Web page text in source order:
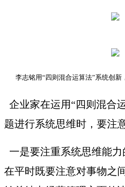
李志铭用“四则混合运算法”系统创新
企业家在运用“四则混合
题进行系统思维时，要注
一是要注重系统思维能
在平时既要注意对事物之